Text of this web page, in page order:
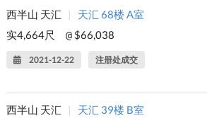
西半山 天汇 |
天汇 68楼 A室
实4,664尺
@ $66,038
2021-12-22 注册处成交
西半山 天汇 | 天汇 39楼 B室